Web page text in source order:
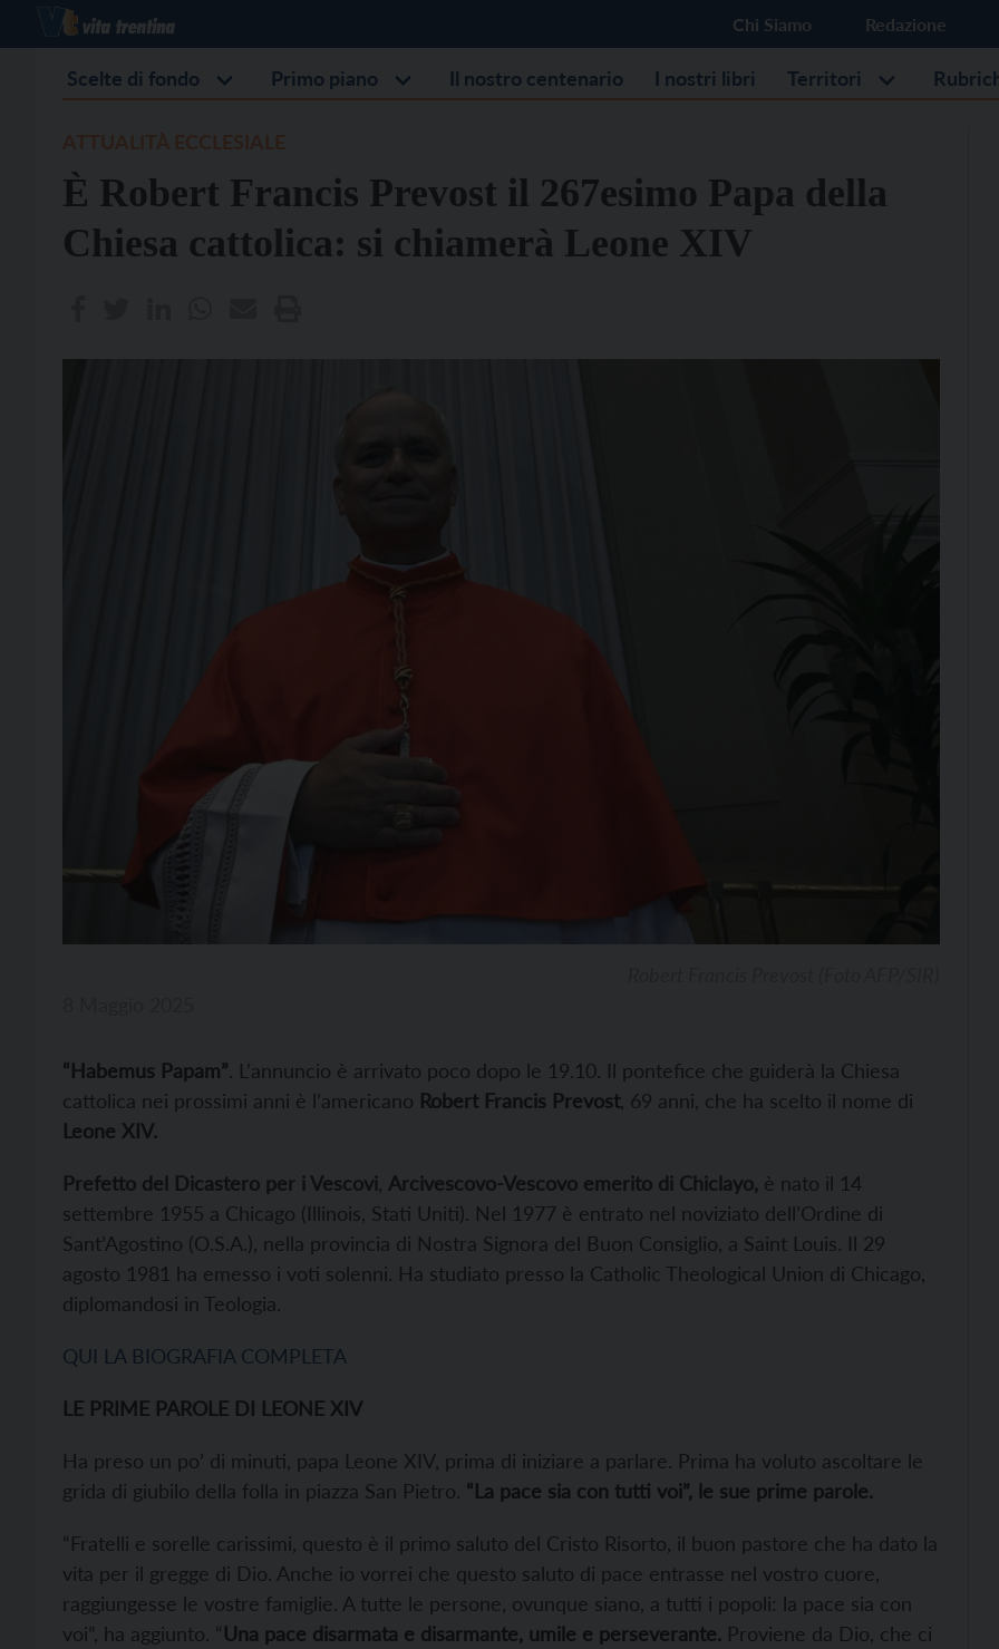
Chi Siamo Redazione
Scelte di fondo Primo piano Il nostro centenario I nostri libri Territori
È Robert Francis Prevost il 267esimo Papa della
Chiesa cattolica: si chiamerà Leone XIV
“Habemus Papam”. L’annuncio è arrivato poco dopo le 19.10. Il pontefice che guiderà la Chiesa
cattolica nei prossimi anni è l’americano Robert Francis Prevost, 69 anni, che ha scelto il nome di
Leone XIV.
Prefetto del Dicastero per i Vescovi Arcivescovo-Vescovo emerito di Chiclayo, è nato il 14
settembre 1955 a Chicago (Illinois, Stati Uniti). Nel 1977 è entrato nel noviziato dell’Ordine di
Sant’Agostino (O.S.A.), nella provincia di Nostra Signora del Buon Consiglio, a Saint Louis. Il 29
agosto 1981 ha emesso i voti solenni. Ha studiato presso la Catholic Theological Union di Chicago,
diplomandosi in Teologia.
QUI LA BIOGRAFIA COMPLETA
LE PRIME PAROLE DI LEONE XIV
Ha preso un po’ di minuti, papa Leone XIV, prima di iniziare a parlare. Prima ha voluto ascoltare le
grida di giubilo della folla in piazza San Pietro. “La pace sia con tutti voi”, le sue prime parole.
“Fratelli e sorelle carissimi, questo è il primo saluto del Cristo Risorto, il buon pastore che ha dato la
vita per il gregge di Dio. Anche io vorrei che questo saluto di pace entrasse nel vostro cuore,
raggiungesse le vostre famiglie. A tutte le persone, ovunque siano, a tutti i popoli: la pace sia con
voi”, ha aggiunto. “Una pace disarmata e disarmante, umile e perseverante. Proviene da Dio, che ci